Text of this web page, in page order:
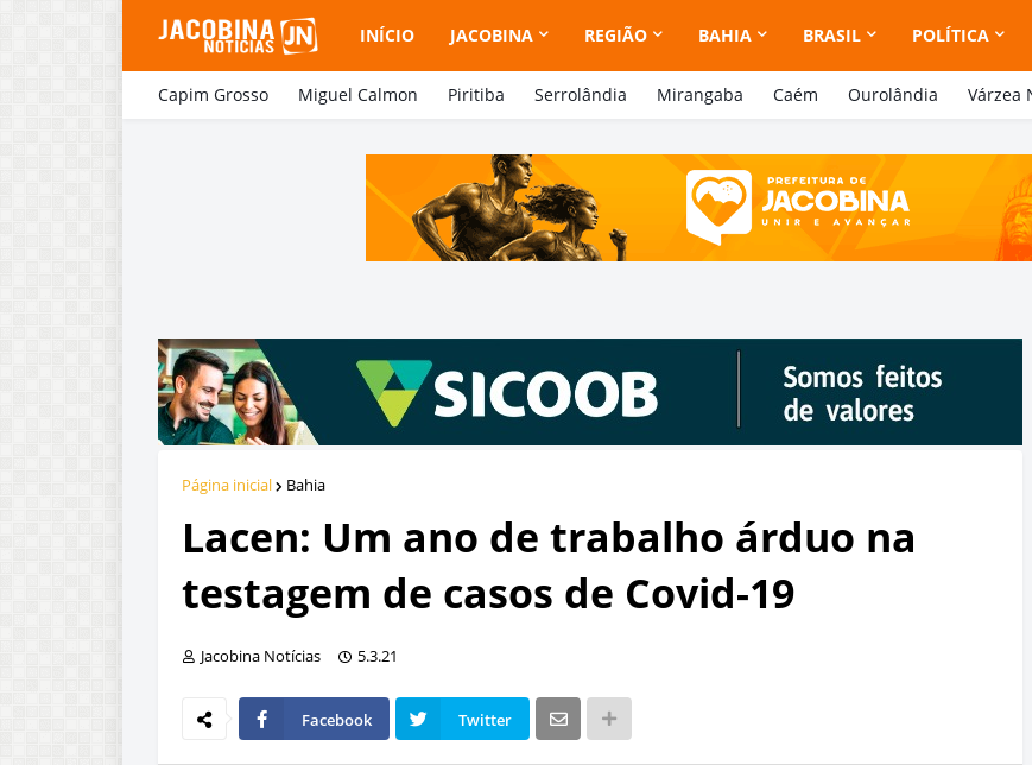
INÍCIO JACOBINA REGIÃO BAHIA BRASIL POLÍTICA
Capim Grosso Miguel Calmon Piritiba Serrolândia Mirangaba Caém Ourolândia Várzea
Página inicial Bahia
Lacen: Um ano de trabalho árduo na
testagem de casos de Covid-19
Jacobina Notícias 5.3.21
Facebook Twitter